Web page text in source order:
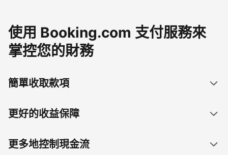
使用 Booking.com 支付服務來
掌控您的財務
簡單收取款項
更好的收益保障
更多地控制現金流